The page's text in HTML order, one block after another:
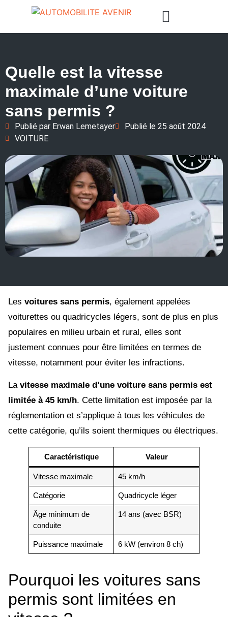
Quelle est la vitesse
maximale d’une voiture
sans permis ?
Publié par Erwan Lemetayer Publié le 25 août 2024
VOITURE
Les voitures sans permis, également appelées
voiturettes ou quadricycles légers, sont de plus en plus
populaires en milieu urbain et rural, elles sont
justement connues pour être limitées en termes de
vitesse, notamment pour éviter les infractions.
La vitesse maximale d’une voiture sans permis est
limitée à 45 km/h. Cette limitation est imposée par la
réglementation et s’applique à tous les véhicules de
cette catégorie, qu’ils soient thermiques ou électriques.
Caractéristique Valeur
Vitesse maximale 45 km/h
Catégorie Quadricycle léger
Âge minimum de
conduite
14 ans (avec BSR)
Puissance maximale 6 kW (environ 8 ch)
Pourquoi les voitures sans
permis sont limitées en